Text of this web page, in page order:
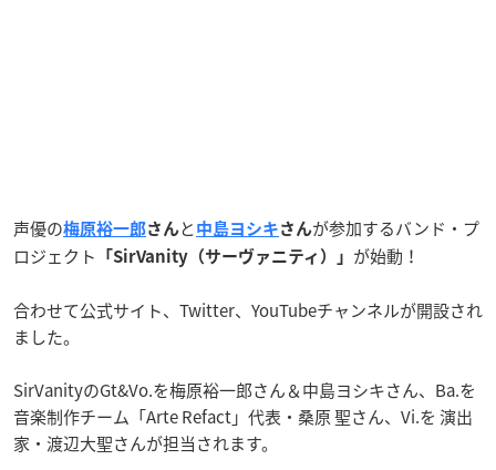
声優の梅原裕一郎さんと 中島ヨシキ さんが参加するバンド・プ
ロジェクト
「SirVanity（サーヴァニティ）」 が始動！
合わせて公式サイト、Twitter、YouTubeチャンネルが開設され
ました。
SirVanityのGt&Vo.を梅原裕一郎さん＆中島ヨシキさん、Ba.を
音楽制作チーム「Arte Refact」代表・桑原 聖さん、Vi.を 演出
家・渡辺大聖さんが担当されます。